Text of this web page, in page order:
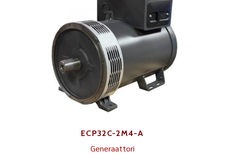
ECP32C-2M4-A
Generaattori